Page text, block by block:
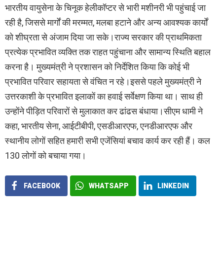
भारतीय वायुसेना के चिनूक हेलीकॉप्टर से भारी मशीनरी भी पहुंचाई जा
रही है, जिससे मार्गों की मरम्मत, मलबा हटाने और अन्य आवश्यक कार्यों
को शीघ्रता से अंजाम दिया जा सके।राज्य सरकार की प्राथमिकता
प्रत्येक प्रभावित व्यक्ति तक राहत पहुंचाना और सामान्य स्थिति बहाल
करना है। मुख्यमंत्री ने प्रशासन को निर्देशित किया कि कोई भी
प्रभावित परिवार सहायता से वंचित न रहे।इससे पहले मुख्यमंत्री ने
उत्तरकाशी के प्रभावित इलाकों का हवाई सर्वेक्षण किया था। साथ ही
उन्होंने पीड़ित परिवारों से मुलाकात कर ढांढस बंधाया।सीएम धामी ने
कहा, भारतीय सेना, आईटीबीपी, एसडीआरएफ, एनडीआरएफ और
स्थानीय लोगों सहित हमारी सभी एजेंसियां बचाव कार्य कर रही हैं। कल
130 लोगों को बचाया गया।
FACEBOOK WHATSAPP LINKEDIN